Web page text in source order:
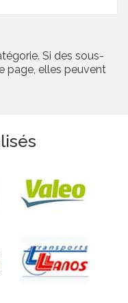
Si des sous-
page, elles peuvent